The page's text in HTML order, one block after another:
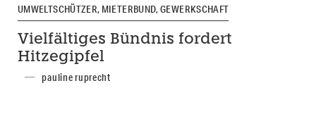
UMWELTSCHÜTZER, MIETERBUND, GEWERKSCHAFT
Vielfältiges Bündnis fordert
Hitzegipfel
pauline ruprecht